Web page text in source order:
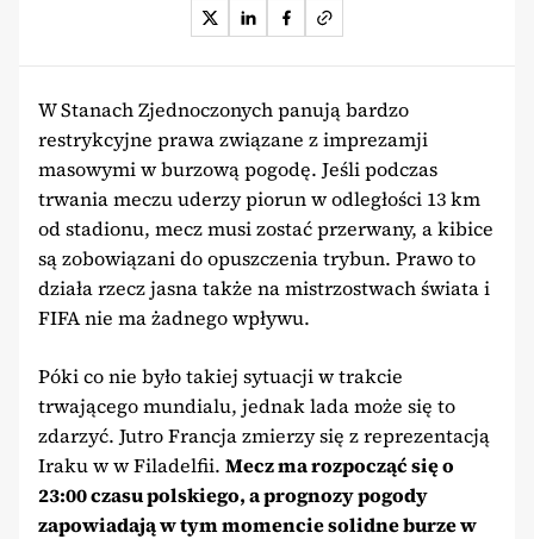
W Stanach Zjednoczonych panują bardzo
restrykcyjne prawa związane z imprezamji
masowymi w burzową pogodę. Jeśli podczas
trwania meczu uderzy piorun w odległości 13 km
od stadionu, mecz musi zostać przerwany, a kibice
są zobowiązani do opuszczenia trybun. Prawo to
działa rzecz jasna także na mistrzostwach świata i
FIFA nie ma żadnego wpływu.
Póki co nie było takiej sytuacji w trakcie
trwającego mundialu, jednak lada może się to
zdarzyć. Jutro Francja zmierzy się z reprezentacją
Iraku w w Filadelfii. Mecz ma rozpocząć się o
23:00 czasu polskiego, a prognozy pogody
zapowiadają w tym momencie solidne burze w